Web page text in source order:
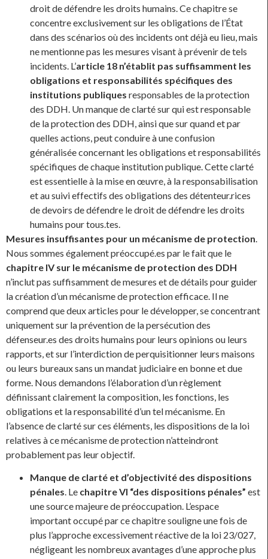
droit de défendre les droits humains. Ce chapitre se
concentre exclusivement sur les obligations de l’État
dans des scénarios où des incidents ont déjà eu lieu, mais
ne mentionne pas les mesures visant à prévenir de tels
incidents. L’article 18 n’établit pas suffisamment les
obligations et responsabilités spécifiques des
institutions publiques responsables de la protection
des DDH. Un manque de clarté sur qui est responsable
de la protection des DDH, ainsi que sur quand et par
quelles actions, peut conduire à une confusion
généralisée concernant les obligations et responsabilités
spécifiques de chaque institution publique. Cette clarté
est essentielle à la mise en œuvre, à la responsabilisation
et au suivi effectifs des obligations des détenteur.rices
de devoirs de défendre le droit de défendre les droits
humains pour tous.tes.
Mesures insuffisantes pour un mécanisme de protection
Nous sommes également préoccupé.es par le fait que le
chapitre IV sur le mécanisme de protection des DDH
n’inclut pas suffisamment de mesures et de détails pour guider
la création d’un mécanisme de protection efficace. Il ne
comprend que deux articles pour le développer, se concentrant
uniquement sur la prévention de la persécution des
défenseur.es des droits humains pour leurs opinions ou leurs
rapports, et sur l’interdiction de perquisitionner leurs maisons
ou leurs bureaux sans un mandat judiciaire en bonne et due
forme. Nous demandons l’élaboration d’un règlement
définissant clairement la composition, les fonctions, les
obligations et la responsabilité d’un tel mécanisme. En
l’absence de clarté sur ces éléments, les dispositions de la loi
relatives à ce mécanisme de protection n’atteindront
probablement pas leur objectif.
Manque de clarté et d’objectivité des dispositions
pénales. Le chapitre VI “des dispositions pénales” est
une source majeure de préoccupation. L’espace
important occupé par ce chapitre souligne une fois de
plus l’approche excessivement réactive de la loi 23/027,
négligeant les nombreux avantages d’une approche plus